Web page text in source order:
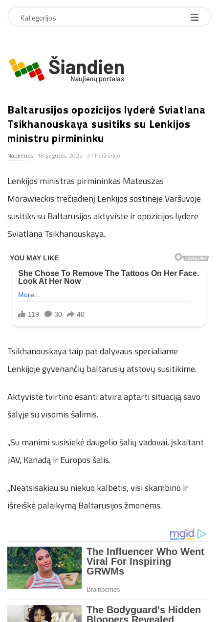
Kategorijos
S
a
n
d
i
e
n
.
Baltarusijos opozicijos lyderė Sviatlana
Tsikhanouskaya susitiks su Lenkijos
ministru pirmininku
Naujienos 18 gegužės, 2022 37 Peržiūrėjo
Lenkijos ministras pirmininkas Mateuszas
Morawieckis trečiadienį Lenkijos sostinėje Varšuvoje
susitiks su Baltarusijos aktyviste ir opozicijos lydere
Sviatlana Tsikhanouskaya.
Tsikhanouskaya taip pat dalyvaus specialiame
Lenkijoje gyvenančių baltarusių atstovų susitikime.
Aktyvistė tvirtino esanti atvira aptarti situaciją savo
šalyje su visomis šalimis.
„Su manimi susisiekė daugelio šalių vadovai, įskaitant
JAV, Kanadą ir Europos šalis.
„Neatsisakiau su niekuo kalbėtis, visi skambino ir
išreiškė palaikymą Baltarusijos žmonėms.